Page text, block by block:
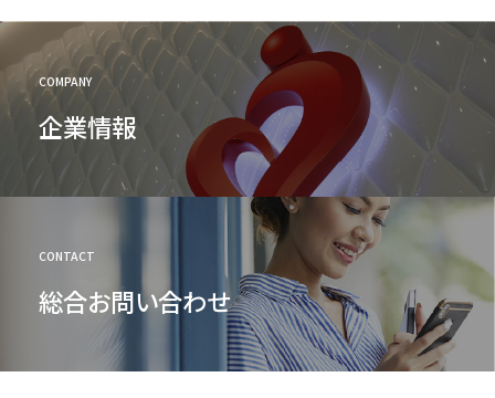
COMPANY
企業情報
CONTACT
総合お問い合わせ